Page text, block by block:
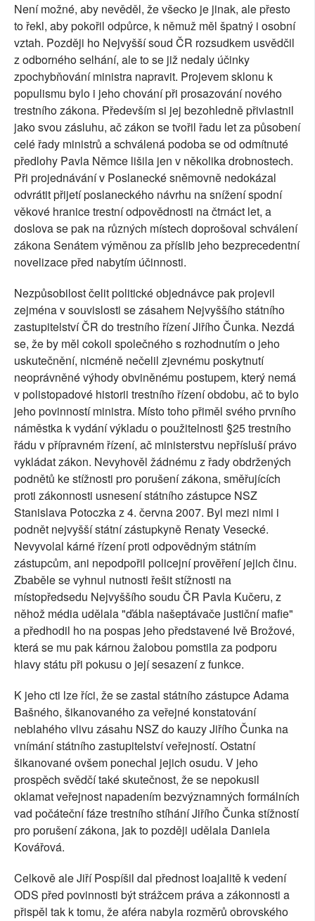
Není možné, aby nevěděl, že všecko je jinak, ale přesto
to řekl, aby pokořil odpůrce, k němuž měl špatný i osobní
vztah. Později ho Nejvyšší soud ČR rozsudkem usvědčil
z odborného selhání, ale to se již nedaly účinky
zpochybňování ministra napravit. Projevem sklonu k
populismu bylo i jeho chování při prosazování nového
trestního zákona. Především si jej bezohledně přivlastnil
jako svou zásluhu, ač zákon se tvořil řadu let za působení
celé řady ministrů a schválená podoba se od odmítnuté
předlohy Pavla Němce lišila jen v několika drobnostech.
Při projednávání v Poslanecké sněmovně nedokázal
odvrátit přijetí poslaneckého návrhu na snížení spodní
věkové hranice trestní odpovědnosti na čtrnáct let, a
doslova se pak na různých místech doprošoval schválení
zákona Senátem výměnou za příslib jeho bezprecedentní
novelizace před nabytím účinnosti.
Nezpůsobilost čelit politické objednávce pak projevil
zejména v souvislosti se zásahem Nejvyššího státního
zastupitelství ČR do trestního řízení Jiřího Čunka. Nezdá
se, že by měl cokoli společného s rozhodnutím o jeho
uskutečnění, nicméně nečelil zjevnému poskytnutí
neoprávněné výhody obviněnému postupem, který nemá
v polistopadové historii trestního řízení obdobu, ač to bylo
jeho povinností ministra. Místo toho přiměl svého prvního
náměstka k vydání výkladu o použitelnosti §25 trestního
řádu v přípravném řízení, ač ministerstvu nepřísluší právo
vykládat zákon. Nevyhověl žádnému z řady obdržených
podnětů ke stížnosti pro porušení zákona, směřujících
proti zákonnosti usnesení státního zástupce NSZ
Stanislava Potoczka z 4. června 2007. Byl mezi nimi i
podnět nejvyšší státní zástupkyně Renaty Vesecké.
Nevyvolal kárné řízení proti odpovědným státním
zástupcům, ani nepodpořil policejní prověření jejich činu.
Zbaběle se vyhnul nutnosti řešit stížnosti na
místopředsedu Nejvyššího soudu ČR Pavla Kučeru, z
něhož média udělala "ďábla našeptávače justiční mafie"
a předhodil ho na pospas jeho představené Ivě Brožové,
která se mu pak kárnou žalobou pomstila za podporu
hlavy státu při pokusu o její sesazení z funkce.
K jeho cti lze říci, že se zastal státního zástupce Adama
Bašného, šikanovaného za veřejné konstatování
neblahého vlivu zásahu NSZ do kauzy Jiřího Čunka na
vnímání státního zastupitelství veřejností. Ostatní
šikanované ovšem ponechal jejich osudu. V jeho
prospěch svědčí také skutečnost, že se nepokusil
oklamat veřejnost napadením bezvýznamných formálních
vad počáteční fáze trestního stíhání Jiřího Čunka stížností
pro porušení zákona, jak to později udělala Daniela
Kovářová.
Celkově ale Jiří Pospíšil dal přednost loajalitě k vedení
ODS před povinnosti být strážcem práva a zákonnosti a
přispěl tak k tomu, že aféra nabyla rozměrů obrovského